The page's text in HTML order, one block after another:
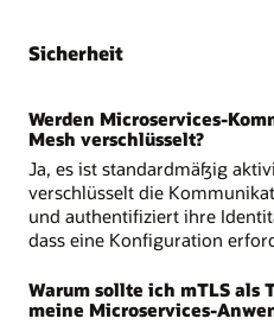
Sicherheit
Werden Microservices-
Mesh verschlüsselt?
Ja, es ist standardmäßig
verschlüsselt die
und authentifiziert ihre
dass eine Konfiguration
Warum sollte ich mTLS als
meine Microservices-